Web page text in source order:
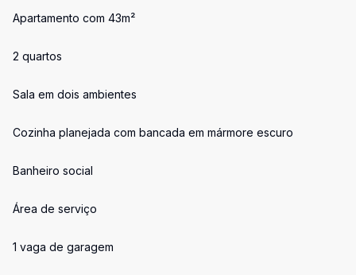
Apartamento com 43m²
2 quartos
Sala em dois ambientes
Cozinha planejada com bancada em mármore escuro
Banheiro social
Área de serviço
1 vaga de garagem